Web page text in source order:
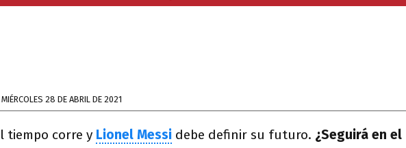
MIÉRCOLES 28 DE ABRIL DE 2021
l tiempo corre y Lionel Messi debe definir su futuro. ¿Seguirá en el